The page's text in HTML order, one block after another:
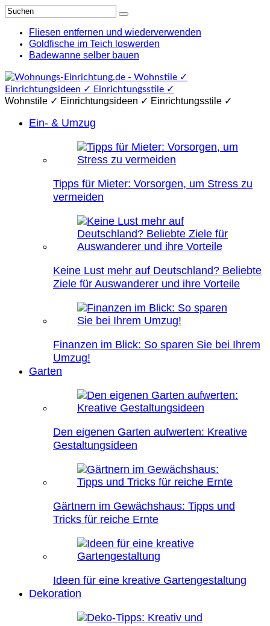
Fliesen entfernen und wiederverwenden
Goldfische im Teich loswerden
Badewanne selber bauen
Wohnstile ✓ Einrichtungsideen ✓ Einrichtungsstile ✓
Ein- & Umzug
Tipps für Mieter: Vorsorgen, um Stress zu
vermeiden
Keine Lust mehr auf Deutschland? Beliebte
Ziele für Auswanderer und ihre Vorteile
Finanzen im Blick: So sparen Sie bei Ihrem
Umzug!
Garten
Den eigenen Garten aufwerten: Kreative
Gestaltungsideen
Gärtnern im Gewächshaus: Tipps und
Tricks für reiche Ernte
Ideen für eine kreative Gartengestaltung
Dekoration